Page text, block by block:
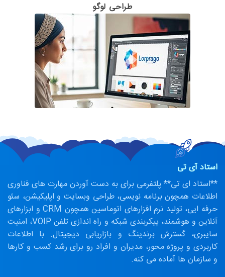
طراحی لوگو
استاد آی تی
**استاد ای تی** پلتفرمی برای به دست آوردن مهارت های فناوری
اطلاعات همچون برنامه نویسی، طراحی وبسایت و اپلیکیشن، سئو
حرفه ایی، تولید نرم افزارهای اتوماسین همچون CRM و ابزارهای
آنلاین و هوشمند، پیکربندی شبکه و راه اندازی تلفن VOIP، امنیت
سایبری، گسترش برندینگ و بازاریابی دیجیتال. با اطلاعات
کاربردی و پروژه محور، مدیران و افراد رو برای رشد کسب و کارها
و سازمان ها آماده می کنه.